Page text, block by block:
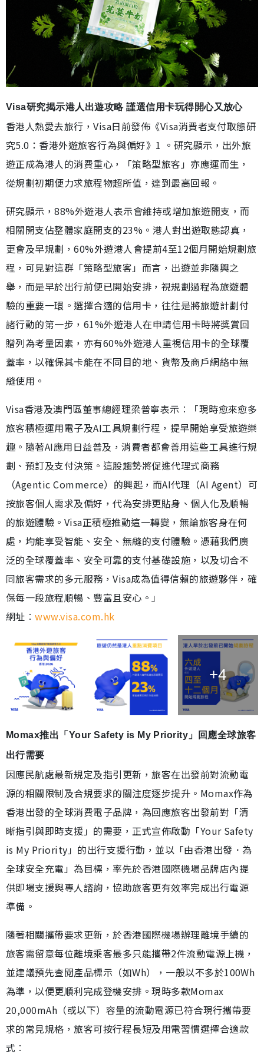
Visa研究揭示港人出遊攻略 謹選信用卡玩得開心又放心
香港人熱愛去旅行，Visa日前發佈《Visa消費者支付取態研
究5.0：香港外遊旅客行為與偏好》1 。研究顯示，出外旅
遊正成為港人的消費重心，「策略型旅客」亦應運而生，
從規劃初期便力求旅程物超所值，達到最高回報。
研究顯示，88%外遊港人表示會維持或增加旅遊開支，而
相關開支佔整體家庭開支的23%。港人對出遊取態認真，
更會及早規劃，60%外遊港人會提前4至12個月開始規劃旅
程，可見對這群「策略型旅客」而言，出遊並非隨興之
舉，而是早於出行前便已開始安排，視規劃過程為旅遊體
驗的重要一環。選擇合適的信用卡，往往是將旅遊計劃付
諸行動的第一步，61%外遊港人在申請信用卡時將獎賞回
贈列為考量因素，亦有60%外遊港人重視信用卡的全球覆
蓋率，以確保其卡能在不同目的地、貨幣及商戶網絡中無
縫使用。
Visa香港及澳門區董事總經理梁普寧表示︰「現時愈來愈多
旅客積極運用電子及AI工具規劃行程，提早開始享受旅遊樂
趣。隨著AI應用日益普及，消費者都會善用這些工具進行規
劃、預訂及支付決策。這股趨勢將促進代理式商務
（Agentic Commerce）的興起，而AI代理（AI Agent）可
按旅客個人需求及偏好，代為安排更貼身、個人化及順暢
的旅遊體驗。Visa正積極推動這一轉變，無論旅客身在何
處，均能享受智能、安全、無縫的支付體驗。憑藉我們廣
泛的全球覆蓋率、安全可靠的支付基礎設施，以及切合不
同旅客需求的多元服務，Visa成為值得信賴的旅遊夥伴，確
保每一段旅程順暢、豐富且安心。」
網址︰www.visa.com.hk
+4
Momax推出「Your Safety is My Priority」回應全球旅客
出行需要
因應民航處最新規定及指引更新，旅客在出發前對流動電
源的相關限制及合規要求的關注度逐步提升。Momax作為
香港出發的全球消費電子品牌，為回應旅客出發前對「清
晰指引與即時支援」的需要，正式宣佈啟動「Your Safety
is My Priority」的出行支援行動，並以「由香港出發．為
全球安全充電」為目標，率先於香港國際機場品牌店內提
供即場支援與專人諮詢，協助旅客更有效率完成出行電源
準備。
隨著相關攜帶要求更新，於香港國際機場辦理離境手續的
旅客需留意每位離境乘客最多只能攜帶2件流動電源上機，
並建議預先查閱產品標示（如Wh），一般以不多於100Wh
為準，以便更順利完成登機安排。現時多款Momax
20,000mAh（或以下）容量的流動電源已符合現行攜帶要
求的常見規格，旅客可按行程長短及用電習慣選擇合適款
式︰